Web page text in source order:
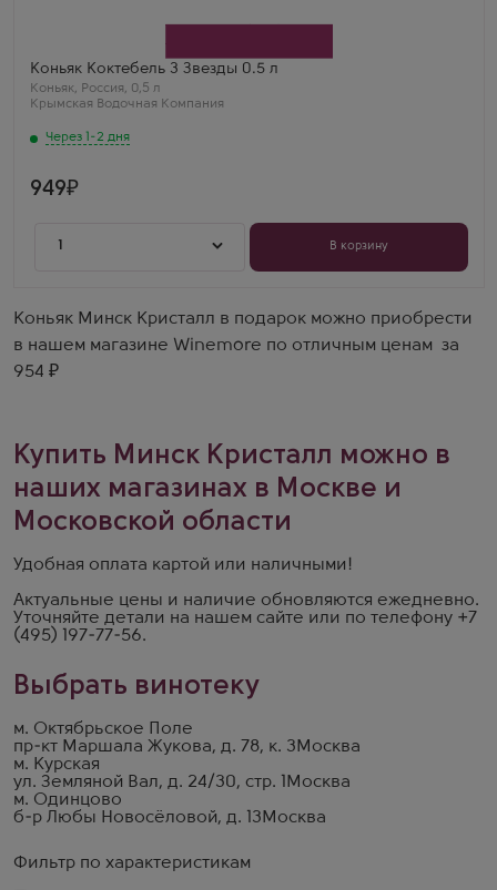
Фильтр по характеристикам
Коньяк Коктебель 3 Звезды 0.5 л
Коньяк, Россия, 0,5 л
Крымская Водочная Компания
Через 1-2 дня
Регион
Крым
Выдержка
3 года
949
1 В корзину
Коньяк Минск Кристалл в подарок можно приобрести
в нашем магазине Winemore по отличным ценам за
954 ₽
Купить Минск Кристалл можно в
наших магазинах в Москве и
Московской области
Удобная оплата картой или наличными!
Актуальные цены и наличие обновляются ежедневно.
Уточняйте детали на нашем сайте или по телефону +7
(495) 197-77-56.
Выбрать винотеку
м. Октябрьское Поле
пр-кт Маршала Жукова, д. 78, к. 3 Москва
м. Курская
ул. Земляной Вал, д. 24/30, стр. 1
Москва
м. Одинцово
б-р Любы Новосёловой, д. 13 Москва